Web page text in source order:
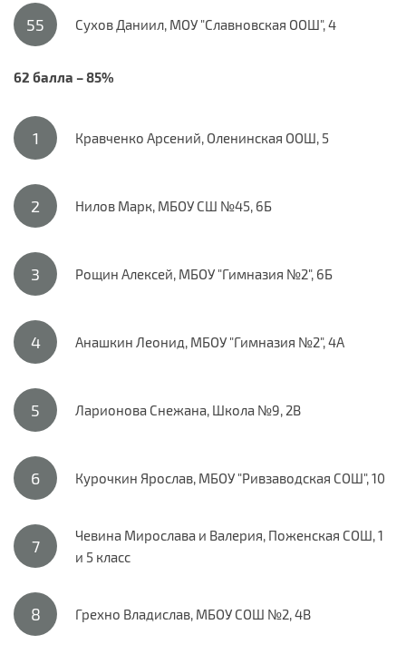
Сухов Даниил, МОУ "Славновская ООШ", 4
62 балла – 85%
Кравченко Арсений, Оленинская ООШ, 5
Нилов Марк, МБОУ СШ №45, 6Б
Рощин Алексей, МБОУ "Гимназия №2", 6Б
Анашкин Леонид, МБОУ "Гимназия №2", 4А
Ларионова Снежана, Школа №9, 2В
Курочкин Ярослав, МБОУ "Ривзаводская СОШ", 10
Чевина Мирослава и Валерия, Поженская СОШ, 1
и 5 класс
Грехно Владислав, МБОУ СОШ №2, 4В